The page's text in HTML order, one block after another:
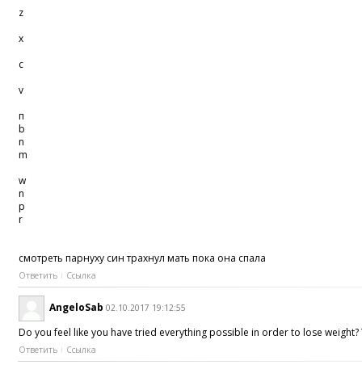
z
x
c
v
п
b
n
m
w
n
p
r
смотреть парнуху син трахнул мать пока она спала
Ответить Ссылка
AngeloSab 02.10.2017 19:12:55
Do you feel like you have tried everything possible in order to lose
Ответить Ссылка